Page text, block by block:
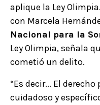
aplique la Ley
con Marcela
Nacional para la
Ley Olimpia, señala
cometió un delito.
“Es decir... El
cuidadoso y